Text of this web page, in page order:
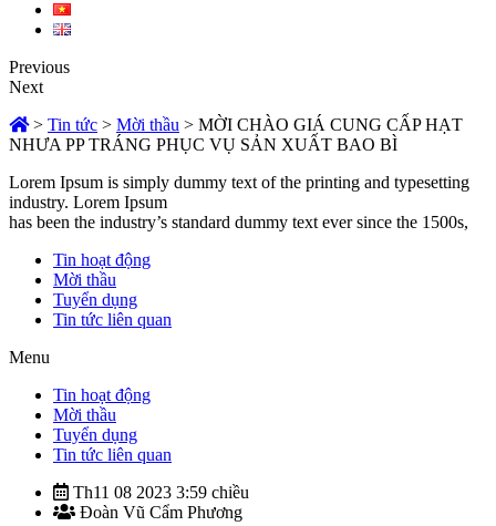
Previous
Next
> Tin tức > Mời thầu > MỜI CHÀO GIÁ CUNG CẤP HẠT
NHƯA PP TRÁNG PHỤC VỤ SẢN XUẤT BAO BÌ
Lorem Ipsum is simply dummy text of the printing and typesetting
industry. Lorem Ipsum
has been the industry’s standard dummy text ever since the 1500s,
Tin hoạt động
Mời thầu
Tuyển dụng
Tin tức liên quan
Menu
Tin hoạt động
Mời thầu
Tuyển dụng
Tin tức liên quan
Th11 08 2023 3:59 chiều
Đoàn Vũ Cẩm Phương